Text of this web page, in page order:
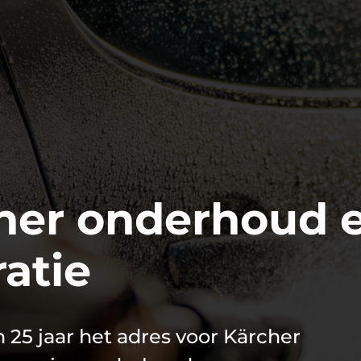
onderhoud
25 jaar het adres voor Kärcher